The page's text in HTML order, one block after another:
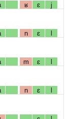
ʁ ɛ j
n ɛ l
m ɛ l
n ɛ l